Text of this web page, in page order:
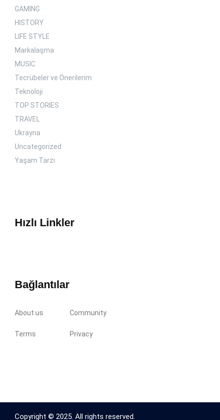
GAMING
HISTORY
LIFE STYLE
Markalaşma
MUSIC
Tecrübeler ve Önerilerim
Teknoloji
TOP STORIES
TRAVEL
Ukrayna
Uncategorized
Yaşam Tarzı
Hızlı Linkler
Bağlantılar
About us Community
Terms Privacy
Copyright © 2025. All rights reserved.